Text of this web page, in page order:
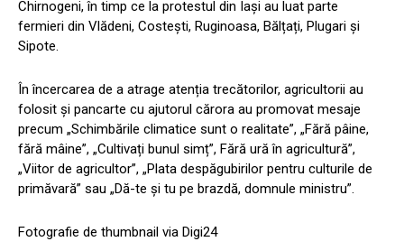
Chirnogeni, în timp ce la protestul din Iași au luat parte
fermieri din Vlădeni, Costești, Ruginoasa, Bălțați, Plugari și
Sipote.
În încercarea de a atrage atenția trecătorilor, agricultorii au
folosit și pancarte cu ajutorul cărora au promovat mesaje
precum „Schimbările climatice sunt o realitate”, „Fără pâine,
fără mâine”, „Cultivați bunul simț”, Fără ură în agricultură”,
„Viitor de agricultor”, „Plata despăgubirilor pentru culturile de
primăvară” sau „Dă-te și tu pe brazdă, domnule ministru”.
Fotografie de thumbnail via Digi24